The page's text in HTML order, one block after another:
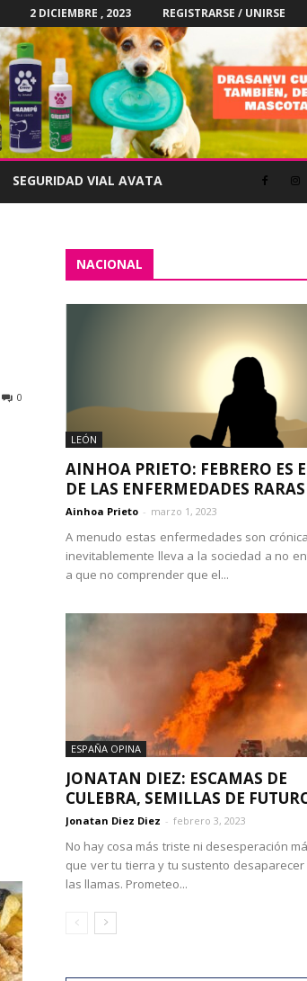
2 DICIEMBRE , 2023 REGISTRARSE / UNIRSE
SEGURIDAD VIAL AVATA
0
NACIONAL
LEÓN
AINHOA PRIETO: FEBRERO ES
DE LAS ENFERMEDADES RARAS
Ainhoa Prieto - marzo 1, 2023
A menudo estas enfermedades son
inevitablemente lleva a la sociedad a no
a que no comprender que el...
ESPAÑA OPINA
JONATAN DIEZ: ESCAMAS DE
CULEBRA, SEMILLAS DE
Jonatan Diez Diez - febrero 3, 2023
No hay cosa más triste ni desesperación
que ver tu tierra y tu sustento
las llamas. Prometeo...